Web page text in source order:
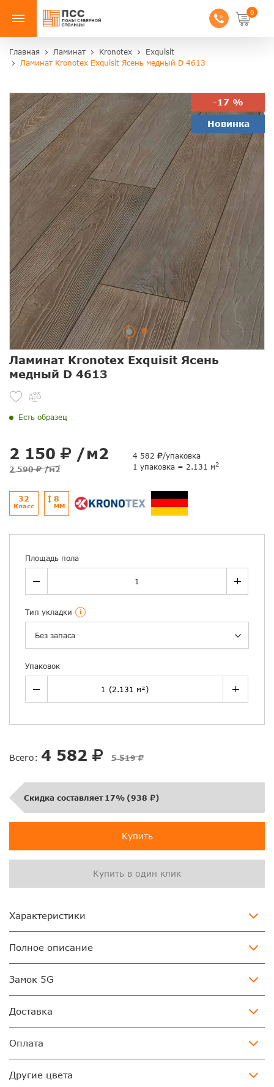
0
Главная Ламинат Kronotex
Exquisit
Ламинат Kronotex Exquisit Ясень медный D 4613
-17 %
Новинка
Ламинат Kronotex Exquisit Ясень
медный D 4613
Есть образец
2 150 /м2
2 590 /м2
4 582
/упаковка
1 упаковка = 2.131 м2
32
Класс
8
ММ
Площадь пола
Тип укладки i
Без запаса
Упаковок
Всего: 4 582 5 519
Скидка составляет 17% (938 )
Купить
Купить в один клик
Характеристики
Полное описание
Замок 5G
Доставка
Оплата
Другие цвета